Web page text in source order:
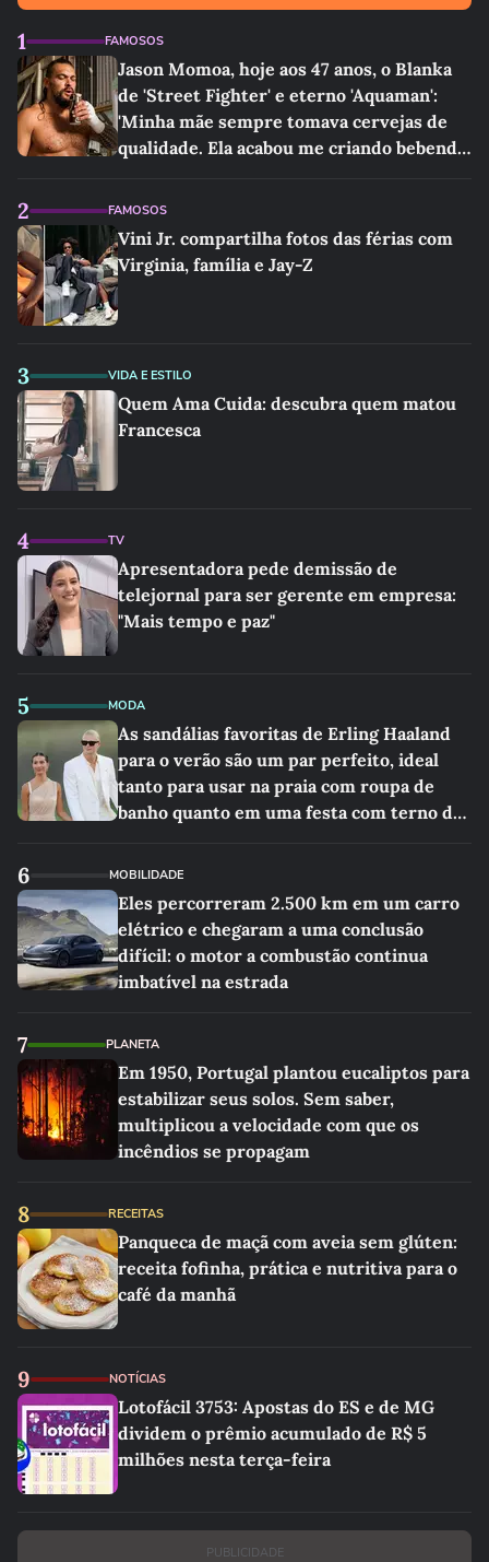
1 FAMOSOS
Jason Momoa, hoje aos 47 anos, o Blanka
de 'Street Fighter' e eterno 'Aquaman':
'Minha mãe sempre tomava cervejas de
qualidade. Ela acabou me criando bebendo
2 FAMOSOS
Vini Jr. compartilha fotos das férias com
Virginia, família e Jay-Z
3 VIDA E ESTILO
Quem Ama Cuida: descubra quem matou
Francesca
4 TV
Apresentadora pede demissão de
telejornal para ser gerente em empresa:
"Mais tempo e paz"
5 MODA
As sandálias favoritas de Erling Haaland
para o verão são um par perfeito, ideal
tanto para usar na praia com roupa de
banho quanto em uma festa com terno de
6 MOBILIDADE
Eles percorreram 2.500 km em um carro
elétrico e chegaram a uma conclusão
difícil: o motor a combustão continua
imbatível na estrada
7 PLANETA
Em 1950, Portugal plantou eucaliptos para
estabilizar seus solos. Sem saber,
multiplicou a velocidade com que os
incêndios se propagam
8 RECEITAS
Panqueca de maçã com aveia sem glúten:
receita fofinha, prática e nutritiva para o
café da manhã
9 NOTÍCIAS
Lotofácil 3753: Apostas do ES e de MG
dividem o prêmio acumulado de R$ 5
milhões nesta terça-feira
PUBLICIDADE